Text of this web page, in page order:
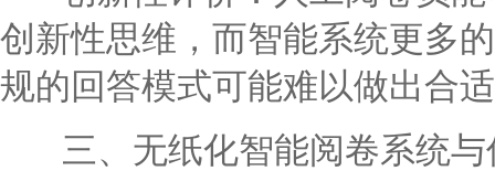
创新性思维，而智能系统更多
规的回答模式可能难以做出合
三、无纸化智能阅卷系统与